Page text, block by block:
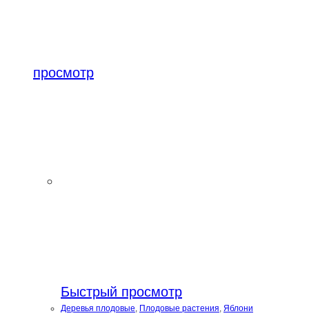
просмотр
Быстрый просмотр
Деревья плодовые, Плодовые растения, Яблони